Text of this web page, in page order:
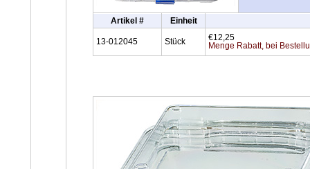
Artikel # Einheit
13-012045 Stück
€12,25
Menge Rabatt, bei